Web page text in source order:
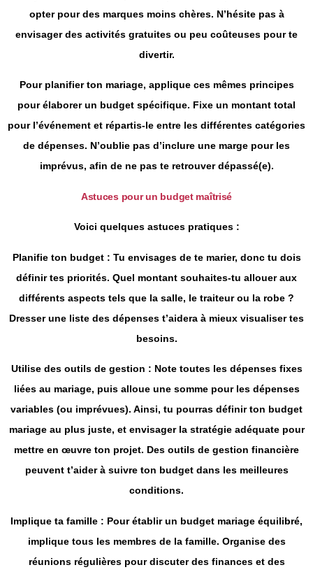
opter pour des marques moins chères. N’hésite pas à
envisager des activités gratuites ou peu coûteuses pour te
divertir.
Pour planifier ton mariage, applique ces mêmes principes
pour élaborer un budget spécifique. Fixe un montant total
pour l’événement et répartis-le entre les différentes catégories
de dépenses. N’oublie pas d’inclure une marge pour les
imprévus, afin de ne pas te retrouver dépassé(e).
Astuces pour un budget maîtrisé
Voici quelques astuces pratiques :
Planifie ton budget: Tu envisages de te marier, donc tu dois
définir tes priorités. Quel montant souhaites-tu allouer aux
différents aspects tels que la salle, le traiteur ou la robe ?
Dresser une liste des dépenses t’aidera à mieux visualiser tes
besoins.
Utilise des outils de gestion : Note toutes les dépenses fixes
liées au mariage, puis alloue une somme pour les dépenses
variables (ou imprévues). Ainsi, tu pourras définir ton budget
mariage au plus juste, et envisager la stratégie adéquate pour
mettre en œuvre ton projet. Des outils de gestion financière
peuvent t’aider à suivre ton budget dans les meilleures
conditions.
Implique ta famille : Pour établir un budget mariage équilibré,
implique tous les membres de la famille. Organise des
réunions régulières pour discuter des finances et des